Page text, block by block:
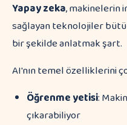
Yapay zeka, makinelerin
sağlayan teknolojiler
bir şekilde anlatmak şart.
AI'nın temel özelliklerini
Öğrenme yetisi:
çıkarabiliyor